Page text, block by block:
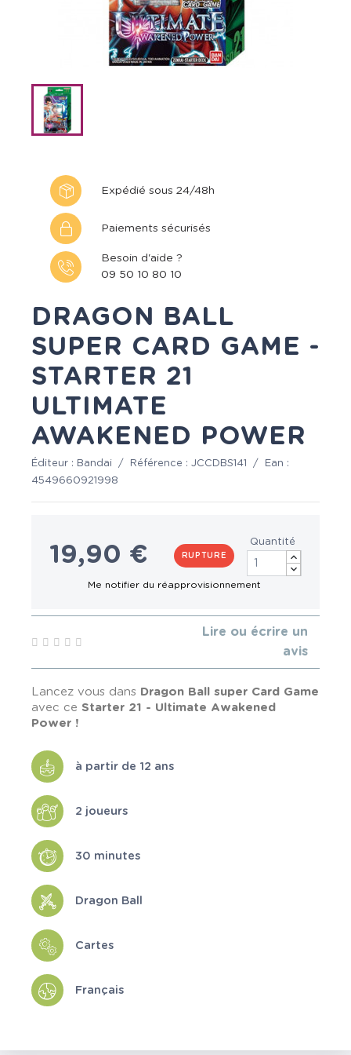
Expédié sous 24/48h
Paiements sécurisés
Besoin d'aide ?
09 50 10 80 10
DRAGON BALL
SUPER CARD GAME -
STARTER 21
ULTIMATE
AWAKENED POWER
Éditeur : Bandai / Référence : JCCDBS141 /
Ean :
4549660921998
19,90 € RUPTURE
Quantité
Lire ou écrire un
avis
Lancez vous dans Dragon Ball super Card Game
avec ce Starter 21 - Ultimate Awakened
Power !
à partir de 12 ans
2 joueurs
30 minutes
Dragon Ball
Cartes
Français